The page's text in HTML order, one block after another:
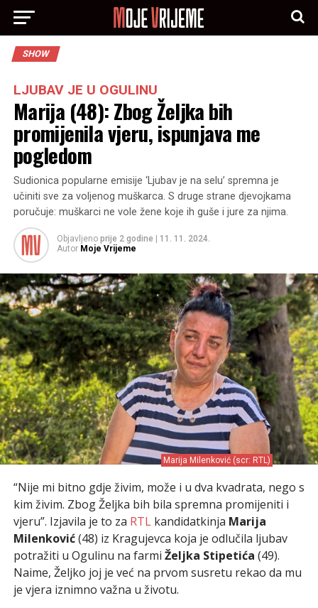
SHOW
LJUBAV JE U OGULINU
Marija (48): Zbog Željka bih
promijenila vjeru, ispunjava me
pogledom
Sudionica popularne emisije ‘Ljubav je na selu’ spremna je
učiniti sve za voljenog muškarca. S druge strane djevojkama
poručuje: muškarci ne vole žene koje ih guše i jure za njima.
Objavljeno prije 2 godine
11. 11. 2024.
Autor Moje Vrijeme
Marija Milenković (scr: RTL)
“Nije mi bitno gdje živim, može i u dva kvadrata, nego s
kim živim. Zbog Željka bih bila spremna promijeniti i
vjeru”. Izjavila je to za RTL kandidatkinja Marija
Milenković(48) iz Kragujevca koja je odlučila ljubav
potražiti u Ogulinu na farmi Željka Stipetića (49).
Naime, Željko joj je već na prvom susretu rekao da mu
je vjera iznimno važna u životu.